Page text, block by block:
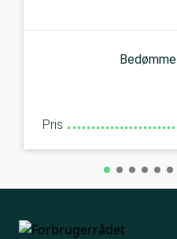
Pris